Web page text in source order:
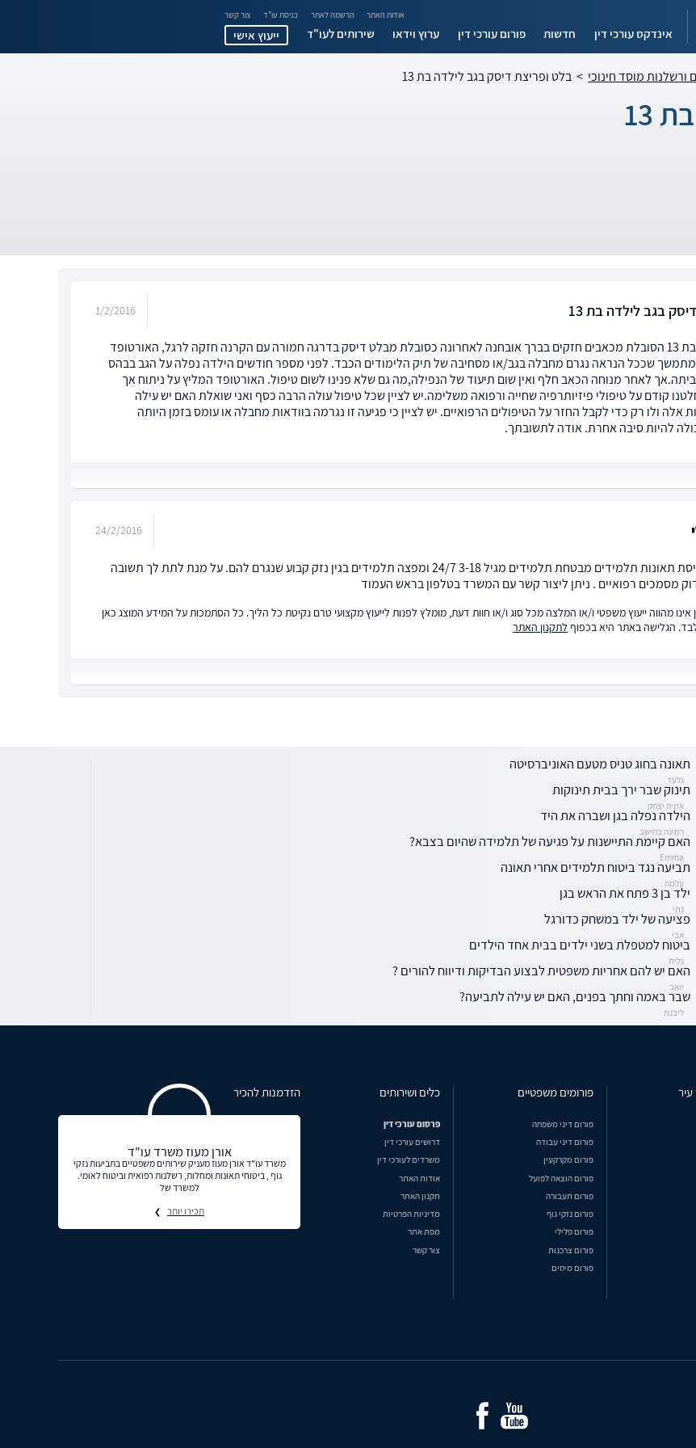
אודות האתר הרשמה לאתר כניסת עו"ד צור קשר
אינדקס עורכי דין חדשות פורום עורכי דין ערוץ וידאו שירותים לעו"ד ייעוץ אישי
ורשלנות מוסד חינוכי > בלט ופריצת דיסק בגב לילדה בת 13
13
בגב לילדה בת 13 1/2/2016
שלום רב, ביתי בת 13 הסובלת מכאבים חזקים בברך אובחנה לאחרונה כסובלת מבלט דיסק בדרגה חמורה עם הקרנה חזקה לרגל, האורטופד
שככל הנראה נגרם מחבלה בגב/או מסחיבה של תיק הלימודים הכבד. לפני מספר חודשים הילדה נפלה על הגב בבהס
לאחר מנוחה הכאב חלף ואין שום תיעוד של הנפילה,מה גם שלא פנינו לשום טיפול. האורטופד המליץ על ניתוח אך
קודם על טיפולי פיזיותרפיה שחייה ורפואה משלימה.יש לציין שכל טיפול עולה הרבה כסף ואני שואלת האם יש עילה
אלה ולו רק כדי לקבל החזר על הטיפולים הרפואיים. יש לציין כי פגיעה זו נגרמה בוודאות מחבלה או עומס בזמן היותה
להיות סיבה אחרת. אודה לתשובתך.
24/2/2016
שלום לילי, פוליסת תאונות תלמידים מבטחת תלמידים מגיל 3-18 24/7 ומפצה תלמידים בגין נזק קבוע שנגרם להם. על מנת לתת לך תשובה
מסמכים רפואיים . ניתן ליצור קשר עם המשרד בטלפון בראש העמוד
אינו מהווה ייעוץ משפטי ו/או המלצה מכל סוג ו/או חוות דעת, מומלץ לפנות לייעוץ מקצועי טרם נקיטת כל הליך. כל הסתמכות על המידע המוצג כאן
הגלישה באתר היא בכפוף לתקנון האתר
תאונה בחוג טניס מטעם האוניברסיטה
גלעד
תינוק שבר ירך בבית תינוקות
אתיה יצחק
הילדה נפלה בגן ושברה את היד
רמינה בחישב
האם קיימת התיישנות על פגיעה של תלמידה שהיום בצבא?
Emma
תביעה נגד ביטוח תלמידים אחרי תאונה
עלמה
ילד בן 3 פתח את הראש בגן
נתי
פציעה של ילד במשחק כדורגל
אבי
ביטוח למטפלת בשני ילדים בבית אחד הילדים
גלית
האם יש להם אחריות משפטית לבצוע הבדיקות ודיווח להורים ?
יואב
שבר באמה וחתך בפנים, האם יש עילה לתביעה?
ליבנת
עיר פורומים משפטיים
פורום דיני משפחה
פורום דיני עבודה
פורום מקרקעין
פורום הוצאה לפועל
פורום תעבורה
פורום נזקי גוף
פורום פלילי
פורום צרכנות
פורום מיסים
כלים ושירותים
פרסום עורכי דין
דרושים עורכי דין
משרדים לעורכי דין
אודות האתר
תקנון האתר
מדיניות הפרטיות
מפת אתר
צור קשר
הזדמנות להכיר
אורן מעוז משרד עו"ד
משרד עו"ד אורן מעוז מעניק שירותים משפטיים בתביעות נזקי
גוף , ביטוחי תאונות ומחלות, רשלנות רפואית וביטוח לאומי.
למשרד של
תכירו יותר